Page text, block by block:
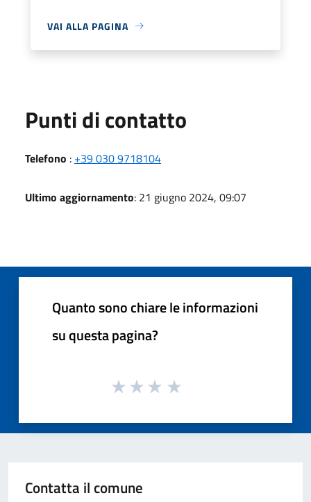
VAI ALLA PAGINA
Punti di contatto
Telefono : +39 030 9718104
Ultimo aggiornamento: 21 giugno 2024, 09:07
Quanto sono chiare le informazioni
su questa pagina?
Contatta il comune